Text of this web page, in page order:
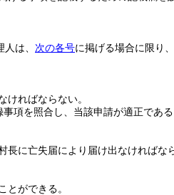
は、 次の各号に掲げる場合に限り
ればならない。
項を照合し、当該申請が適正であ
に亡失届により届け出なければな
とができる。